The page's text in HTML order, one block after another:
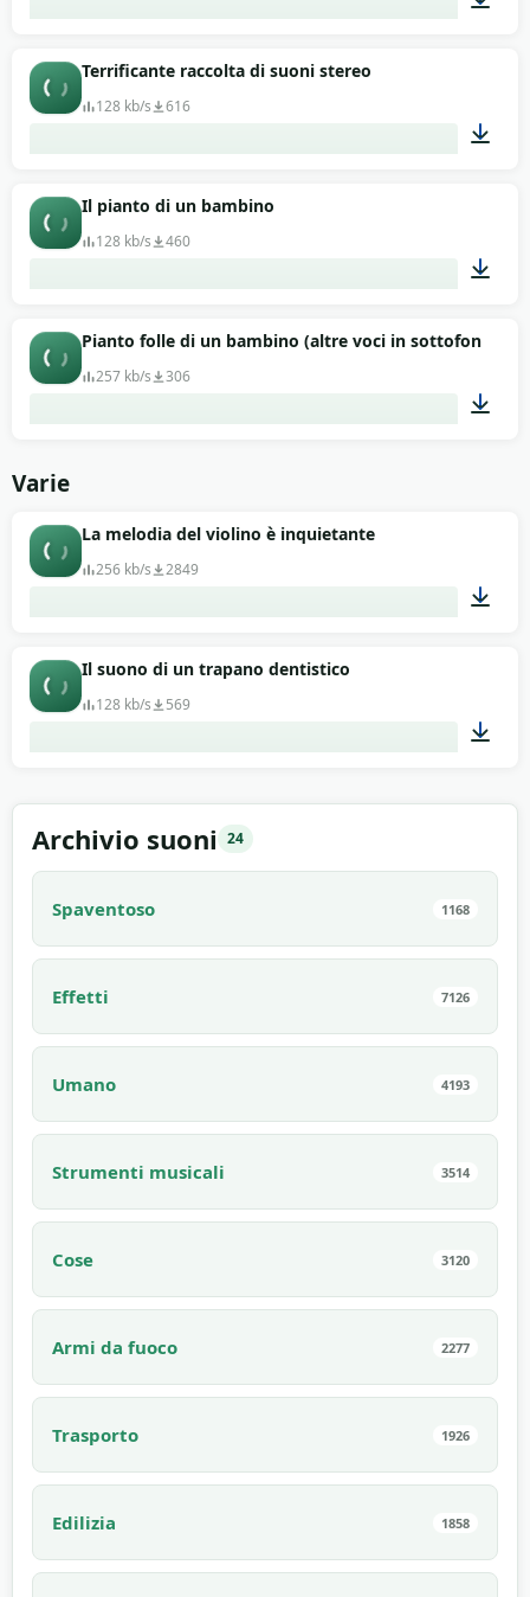
Terrificante raccolta di suoni stereo
128 kb/s 616
Il pianto di un bambino
128 kb/s 460
00:03
Pianto folle di un bambino (altre voci in sottofondo)
257 kb/s 306
Varie
La melodia del violino è inquietante
256 kb/s 2849
Il suono di un trapano dentistico
128 kb/s 569
Archivio suoni 24
Spaventoso 1168
Effetti 7126
Umano 4193
Strumenti musicali 3514
Cose 3120
Armi da fuoco 2277
Trasporto 1926
Edilizia 1858